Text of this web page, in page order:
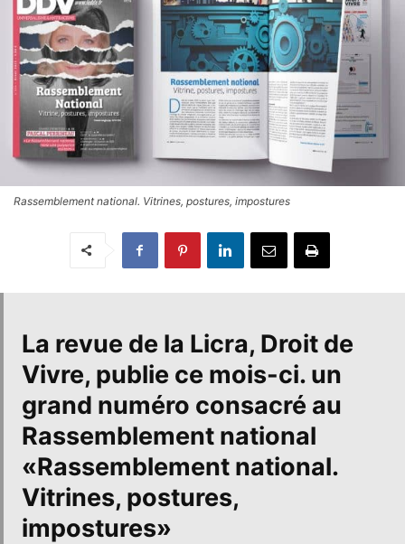
Rassemblement national. Vitrines, postures, impostures
La revue de la Licra, Droit de
Vivre, publie ce mois-ci. un
grand numéro consacré au
Rassemblement national
«Rassemblement national.
Vitrines, postures,
impostures»